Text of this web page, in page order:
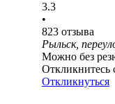
3.3
•
823 отзыва
Рыльск,
Можно без
Откликнитесь
Откликнуться